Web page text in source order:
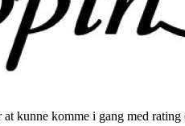
kunne komme i gang med rating